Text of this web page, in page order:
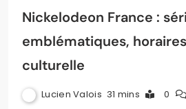
Nickelodeon France :
emblématiques,
culturelle
Lucien Valois 31 mins 0